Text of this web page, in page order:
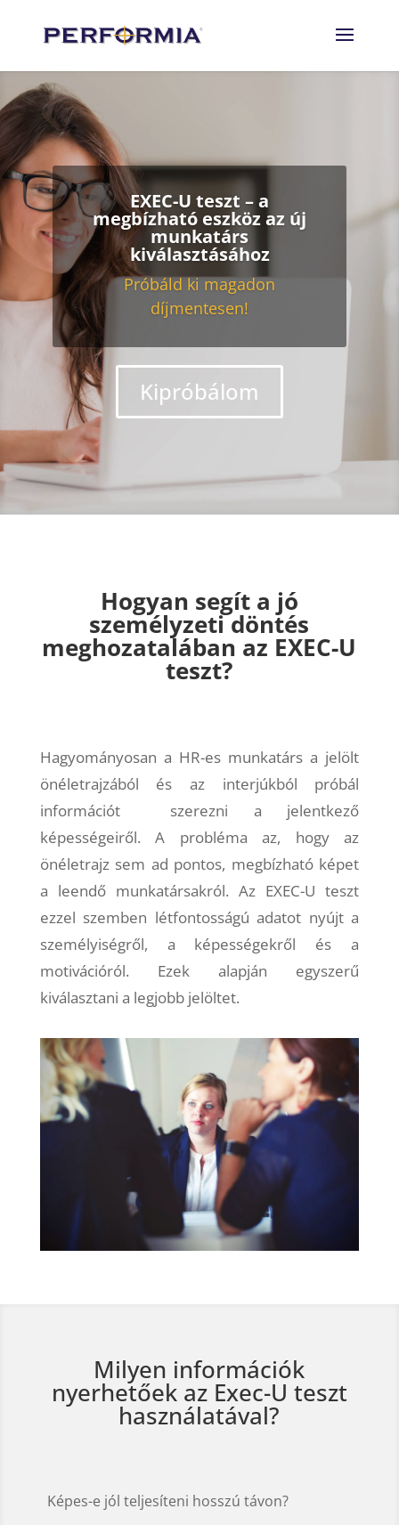
EXEC-U teszt – a
megbízható eszköz az új
munkatárs
kiválasztásához
Próbáld ki magadon
díjmentesen!
Kipróbálom
Hogyan segít a jó
személyzeti döntés
meghozatalában az EXEC-U
teszt?
Hagyományosan a HR-es munkatárs a jelölt
önéletrajzából és az interjúkból próbál
információt szerezni a jelentkező
képességeiről. A probléma az, hogy az
önéletrajz sem ad pontos, megbízható képet
a leendő munkatársakról. Az EXEC-U teszt
ezzel szemben létfontosságú adatot nyújt a
személyiségről, a képességekről és a
motivációról. Ezek alapján egyszerű
kiválasztani a legjobb jelöltet.
Milyen információk
nyerhetőek az Exec-U teszt
használatával?
Képes-e jól teljesíteni hosszú távon?